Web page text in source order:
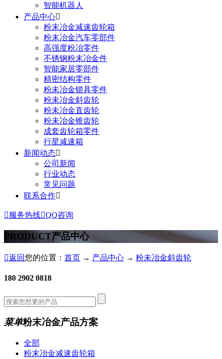
智能机器人
产品中心
粉末冶金减速齿轮箱
粉末冶金汽车零部件
高强度粉冶零件
不锈钢粉末冶金件
智能家居零部件
精密结构零件
粉未冶金锁具零件
粉未冶金斜齿轮
粉未冶金直齿轮
粉未冶金锥齿轮
成套齿轮箱零件
行星减速箱
新闻动态
公司新闻
行业动态
常见问题
联系合作
 服务热线QQ咨询
PRODUCT产品中心
返回您的位置： 首页 → 产品中心 → 粉未冶金斜齿轮
180 2902 0818
菜单粉末冶金产品方案
全部
粉末冶金减速齿轮箱